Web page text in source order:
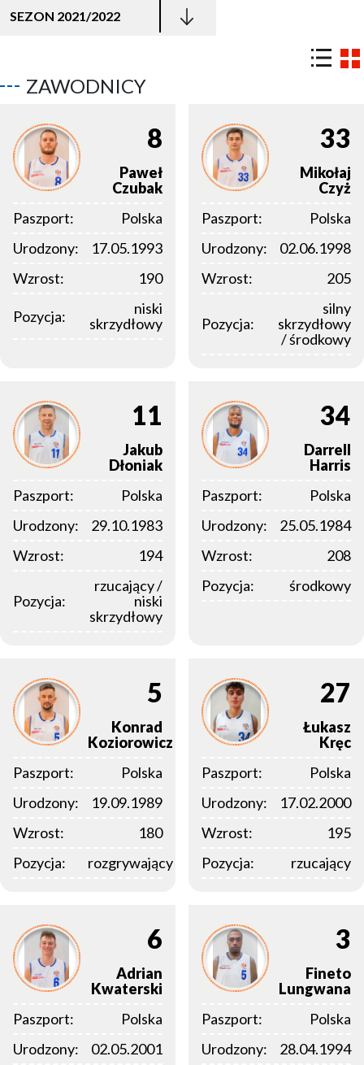
SEZON 2021/2022
ZAWODNICY
8
Paweł
Czubak
Paszport:
Polska
Urodzony:
17.05.1993
Wzrost:
190
Pozycja:
niski
skrzydłowy
33
Mikołaj
Czyż
Paszport:
Polska
Urodzony:
02.06.1998
Wzrost:
205
Pozycja:
silny
skrzydłowy
/ środkowy
11
Jakub
Dłoniak
Paszport:
Polska
Urodzony:
29.10.1983
Wzrost:
194
Pozycja:
rzucający /
niski
skrzydłowy
34
Darrell
Harris
Paszport:
Polska
Urodzony:
25.05.1984
Wzrost:
208
Pozycja:
środkowy
5
Konrad
Koziorowicz
Paszport:
Polska
Urodzony:
19.09.1989
Wzrost:
180
Pozycja:
rozgrywający
27
Łukasz
Kręc
Paszport:
Polska
Urodzony:
17.02.2000
Wzrost:
195
Pozycja:
rzucający
6
Adrian
Kwaterski
Paszport:
Polska
Urodzony:
02.05.2001
3
Fineto
Lungwana
Paszport:
Polska
Urodzony:
28.04.1994